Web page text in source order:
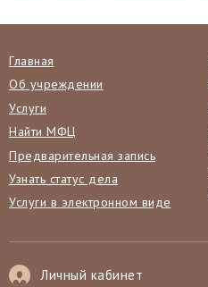
Главная
Об учреждении
Услуги
Найти МФЦ
Предварительная запись
Узнать статус дела
Услуги в электронном виде
Личный кабинет